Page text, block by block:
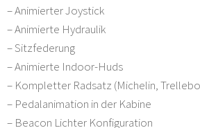
– Animierter Joystick
– Animierte Hydraulik
– Sitzfederung
– Animierte Indoor-Huds
– Kompletter Radsatz (Michelin,
– Pedalanimation in der Kabine
– Beacon Lichter Konfiguration